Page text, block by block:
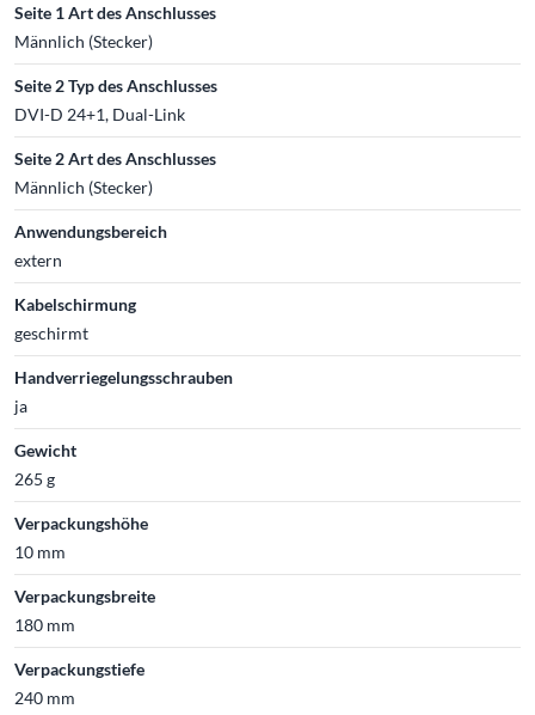
Seite 1 Art des Anschlusses
Männlich (Stecker)
Seite 2 Typ des Anschlusses
DVI-D 24+1, Dual-Link
Seite 2 Art des Anschlusses
Männlich (Stecker)
Anwendungsbereich
extern
Kabelschirmung
geschirmt
Handverriegelungsschrauben
ja
Gewicht
265 g
Verpackungshöhe
10 mm
Verpackungsbreite
180 mm
Verpackungstiefe
240 mm